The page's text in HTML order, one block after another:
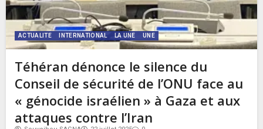
ACTUALITE INTERNATIONAL LA UNE UNE
Téhéran dénonce le silence du
Conseil de sécurité de l’ONU face au
« génocide israélien » à Gaza et aux
attaques contre l’Iran